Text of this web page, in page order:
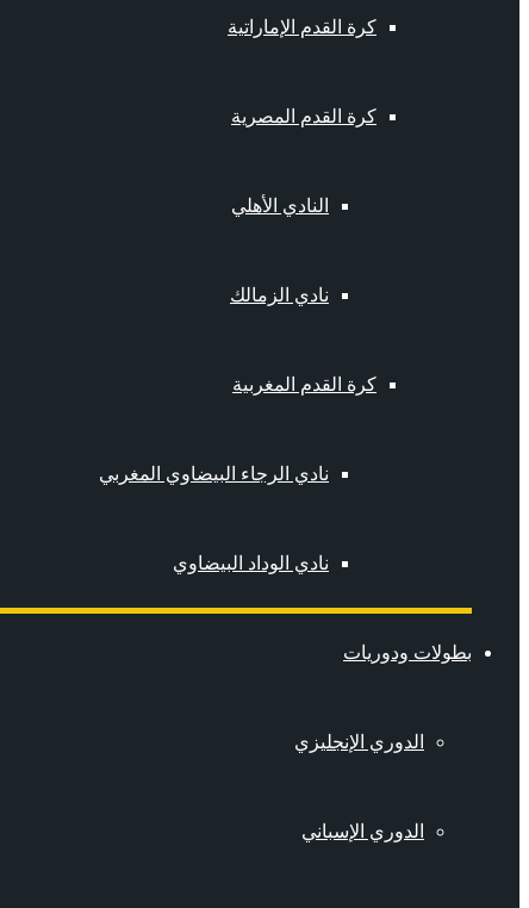
كرة القدم الإماراتية
كرة القدم المصرية
النادي الأهلي
نادي الزمالك
كرة القدم المغربية
نادي الرجاء البيضاوي المغربي
نادي الوداد البيضاوي
بطولات ودوريات
الدوري الإنجليزي
الدوري الإسباني